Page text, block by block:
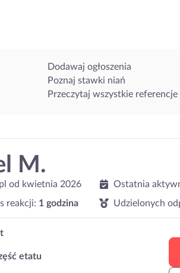
Dodawaj ogłoszenia
Poznaj stawki niań
Przeczytaj wszystkie referencje
M.
od kwietnia 2026
reakcji: 1 godzina
Ostatnia
Udzielonych
etatu